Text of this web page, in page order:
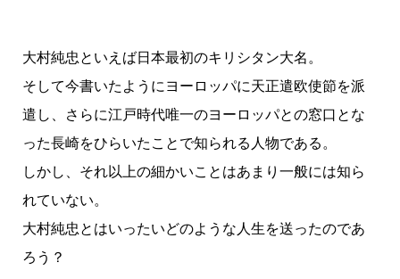
大村純忠といえば日本最初のキリシタン大名。
そして今書いたようにヨーロッパに天正遣欧使節を派
遣し、さらに江戸時代唯一のヨーロッパとの窓口とな
った長崎をひらいたことで知られる人物である。
しかし、それ以上の細かいことはあまり一般には知ら
れていない。
大村純忠とはいったいどのような人生を送ったのであ
ろう？